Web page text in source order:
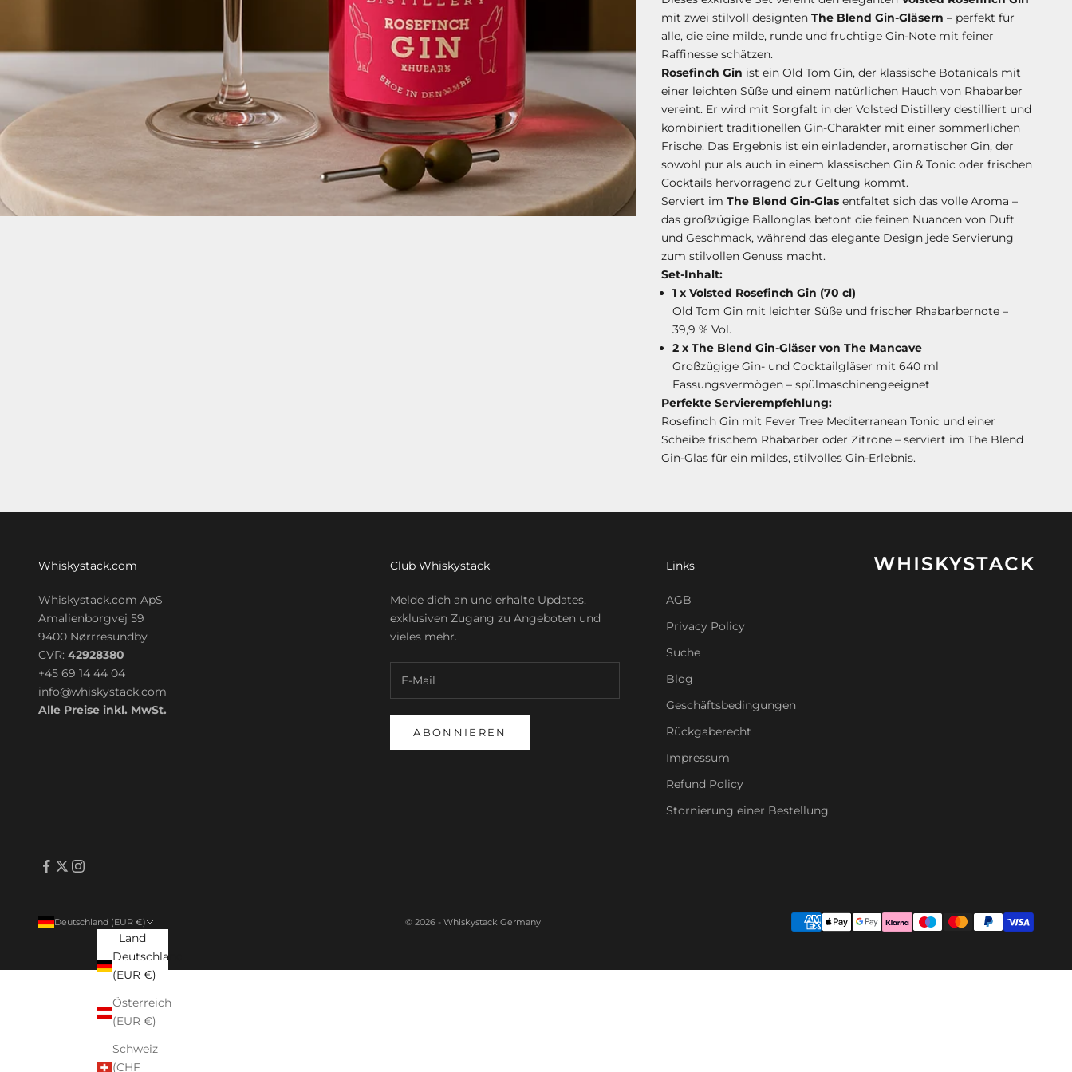
mit zwei stilvoll designten The Blend Gin-Gläsern – perfekt für
alle, die eine milde, runde und fruchtige Gin-Note mit feiner
Raffinesse schätzen.
Rosefinch Gin ist ein Old Tom Gin, der klassische Botanicals mit
einer leichten Süße und einem natürlichen Hauch von Rhabarber
vereint. Er wird mit Sorgfalt in der Volsted Distillery destilliert und
kombiniert traditionellen Gin-Charakter mit einer sommerlichen
Frische. Das Ergebnis ist ein einladender, aromatischer Gin, der
sowohl pur als auch in einem klassischen Gin & Tonic oder frischen
Cocktails hervorragend zur Geltung kommt.
Serviert im The Blend Gin-Glasentfaltet sich das volle Aroma –
das großzügige Ballonglas betont die feinen Nuancen von Duft
und Geschmack, während das elegante Design jede Servierung
zum stilvollen Genuss macht.
Set-Inhalt:
1 x Volsted Rosefinch Gin (70 cl)
Old Tom Gin mit leichter Süße und frischer Rhabarbernote –
39,9 % Vol.
2 x The Blend Gin-Gläser von The Mancave
Großzügige Gin- und Cocktailgläser mit 640 ml
Fassungsvermögen – spülmaschinengeeignet
Perfekte Servierempfehlung:
Rosefinch Gin mit Fever Tree Mediterranean Tonic und einer
Scheibe frischem Rhabarber oder Zitrone – serviert im The Blend
Gin-Glas für ein mildes, stilvolles Gin-Erlebnis.
Whiskystack.com
Whiskystack.com ApS
Amalienborgvej 59
9400 Nørrresundby
CVR: 42928380
+45 69 14 44 04
info@whiskystack.com
Alle Preise inkl. MwSt.
Club Whiskystack
Melde dich an und erhalte Updates,
exklusiven Zugang zu Angeboten und
vieles mehr.
ABONNIEREN
Links
AGB
Privacy Policy
Suche
Blog
Geschäftsbedingungen
Rückgaberecht
Impressum
Refund Policy
Stornierung einer Bestellung
Deutschland (EUR €)
Land
Deutschland
(EUR €)
Österreich
(EUR €)
Schweiz
(CHF
© 2026 - Whiskystack Germany